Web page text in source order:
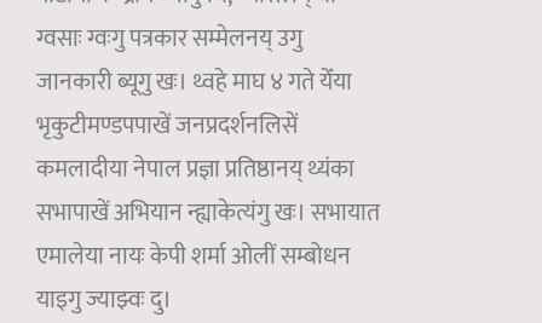
ग्वसाः ग्वःगु पत्रकार सम्मेलनय् उगु
जानकारी ब्यूगु खः। थ्वहे माघ ४ गते येँया
भृकुटीमण्डपपाखें जनप्रदर्शनलिसें
कमलादीया नेपाल प्रज्ञा प्रतिष्ठानय् थ्यंका
सभापाखें अभियान न्ह्याकेत्यंगु खः। सभायात
एमालेया नायः केपी शर्मा ओलीं सम्बोधन
याइगु ज्याझ्वः दु।